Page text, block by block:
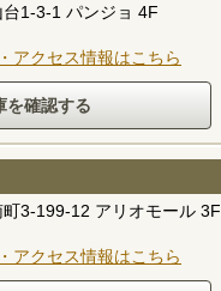
1-3-1 パンジョ 4F
アクセス情報はこちら
3-199-12 アリオモール 3F
アクセス情報はこちら